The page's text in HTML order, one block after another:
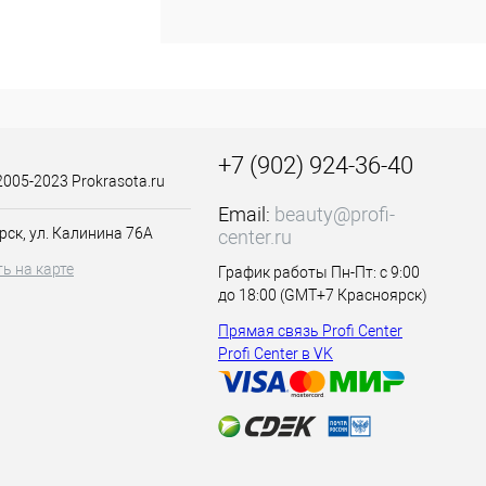
силу.
результата.
2023 Prokrasota.ru
ул. Калинина 76А
на карте
+7 (902) 924-36-40
Email: beauty@profi-
center.ru
График работы Пн-Пт: с 9:00
до 18:00 (GMT+7 Красноярск)
Прямая связь Profi Center
Profi Center в VK